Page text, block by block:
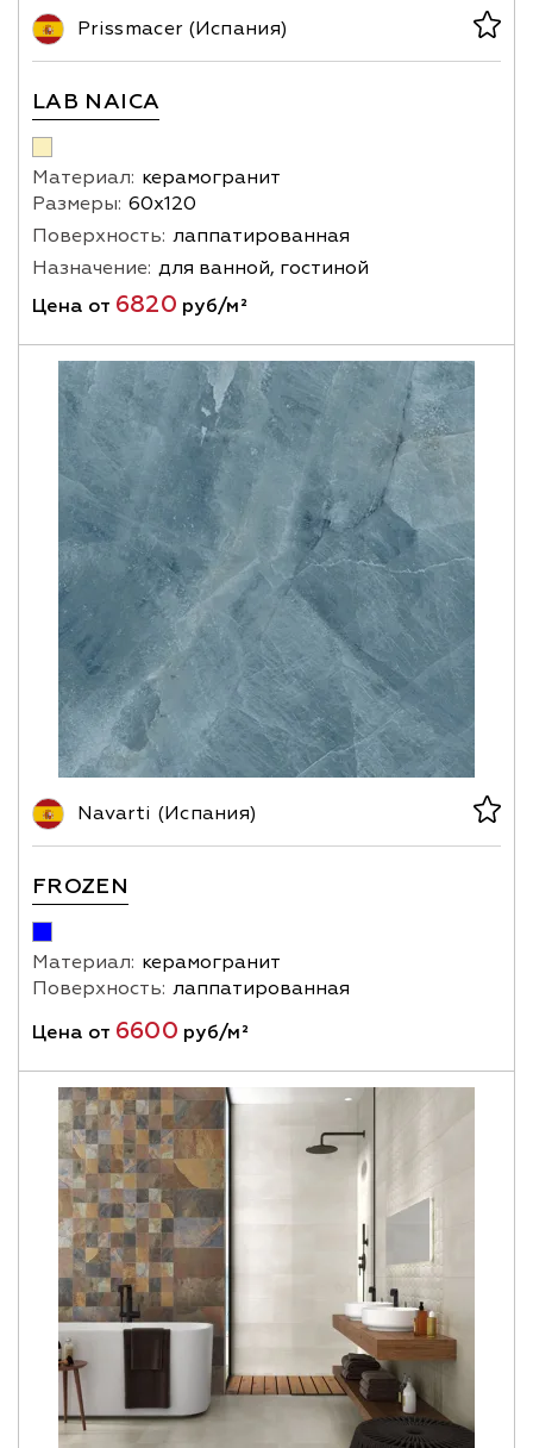
Prissmacer (Испания)
LAB NAICA
Материал: керамогранит
Размеры: 60х120
Поверхность: лаппатированная
Назначение: для ванной, гостиной
Цена от 6820 руб/м²
Navarti (Испания)
FROZEN
Материал: керамогранит
Поверхность: лаппатированная
Цена от 6600 руб/м²